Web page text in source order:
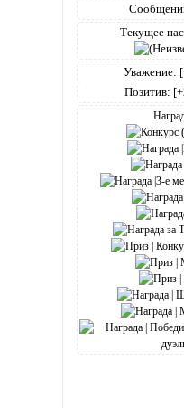
Текущее
Уважение:
Позитив: